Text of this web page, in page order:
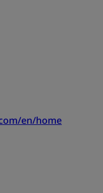
en/home